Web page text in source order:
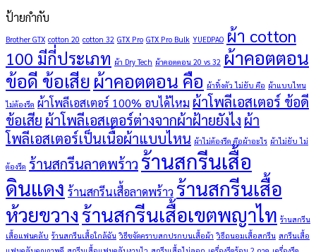
ป้ายกำกับ
Brother GTX cotton 20 cotton 32 GTX Pro GTX Pro Bulk YUEDPAO ผ้า cotton
100 มีกี่ประเภท ผ้า Dry Tech ผ้าคอตตอน 20 vs 32 ผ้าคอตตอน
ข้อดี ข้อเสีย ผ้าคอตตอน คือ ผ้าทิ้งตัว ไม่ยับ คือ ผ้าแบบไหน
ไม่ต้องรีด ผ้าโพลีเอสเตอร์ 100% อบได้ไหม ผ้าโพลีเอสเตอร์ ข้อดี
ข้อเสีย ผ้าโพลีเอสเตอร์ต่างจากผ้าฝ้ายยังไง ผ้า
โพลีเอสเตอร์เป็นเนื้อผ้าแบบไหน ผ้าไม่ต้องรีด คือผ้าอะไร ผ้าไม่ยับ ไม่
ต้องรีด ร้านสกรีนลาดพร้าว ร้านสกรีนเสื้อ
ดินแดง ร้านสกรีนเสื้อลาดพร้าว ร้านสกรีนเสื้อ
ห้วยขวางร้านสกรีนเสื้อเขตพญาไท ร้านสกรีน
เสื้อแฟนคลับ ร้านสกรีนเสื้อใกล้ฉัน วิธีขจัดคราบสกปรกบนเสื้อผ้า วิธีถนอมเสื้อสกรีน สกรีนเสื้อ